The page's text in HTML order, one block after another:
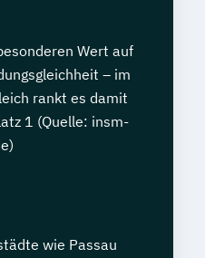
Wert auf
– im
rankt es damit
1 (Quelle: insm-
wie Passau